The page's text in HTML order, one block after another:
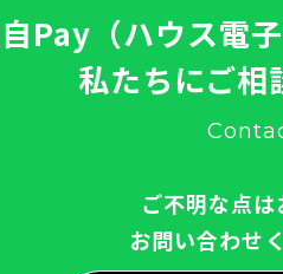
Pay（ハウス電
私たちにご相
ご不明な点は
お問い合わせ